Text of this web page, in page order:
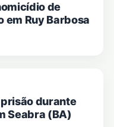
de
em Ruy Barbosa
durante
Seabra (BA)